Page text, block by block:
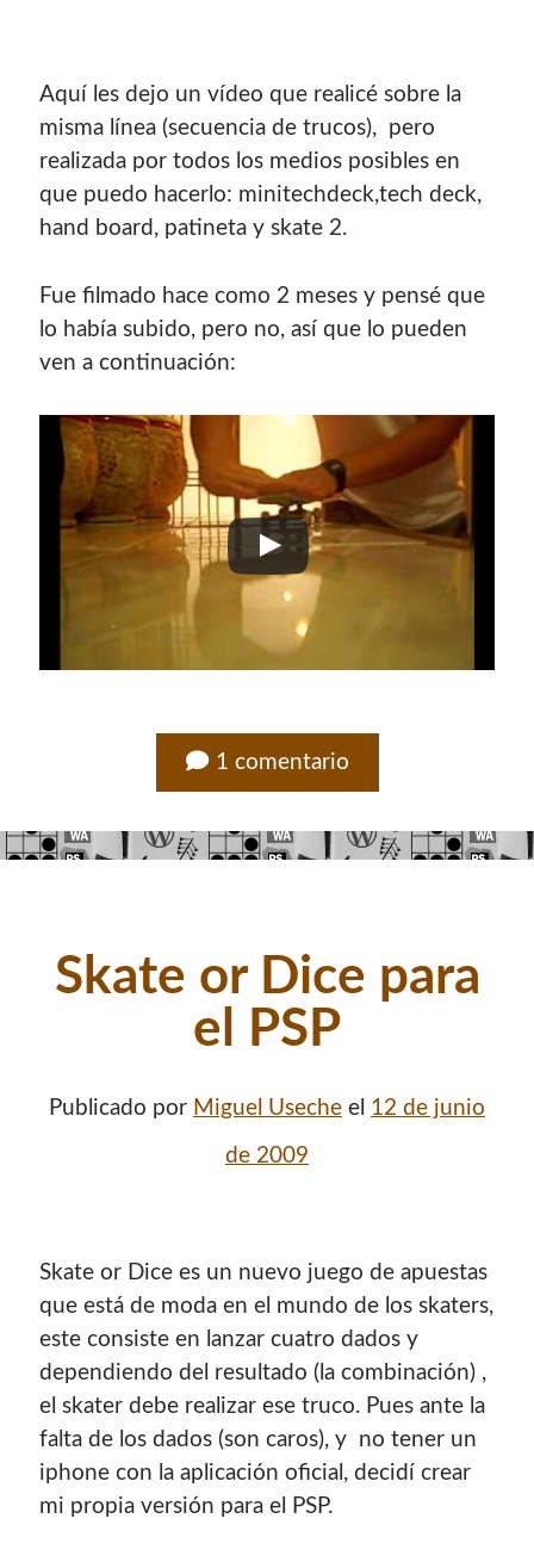
Aquí­ les dejo un ví­deo que realicé sobre la
misma lí­nea (secuencia de trucos), pero
realizada por todos los medios posibles en
que puedo hacerlo: minitechdeck,tech deck,
hand board, patineta y skate 2.
Fue filmado hace como 2 meses y pensé que
lo había subido, pero no, así que lo pueden
ven a continuación:
1 comentario
Skate or Dice para
el PSP
Publicado por Miguel Useche el 12 de junio
de 2009
Skate or Dice es un nuevo juego de apuestas
que está de moda en el mundo de los skaters,
este consiste en lanzar cuatro dados y
dependiendo del resultado (la combinación) ,
el skater debe realizar ese truco. Pues ante la
falta de los dados (son caros), y no tener un
iphone con la aplicación oficial, decidí­ crear
mi propia versión para el PSP.